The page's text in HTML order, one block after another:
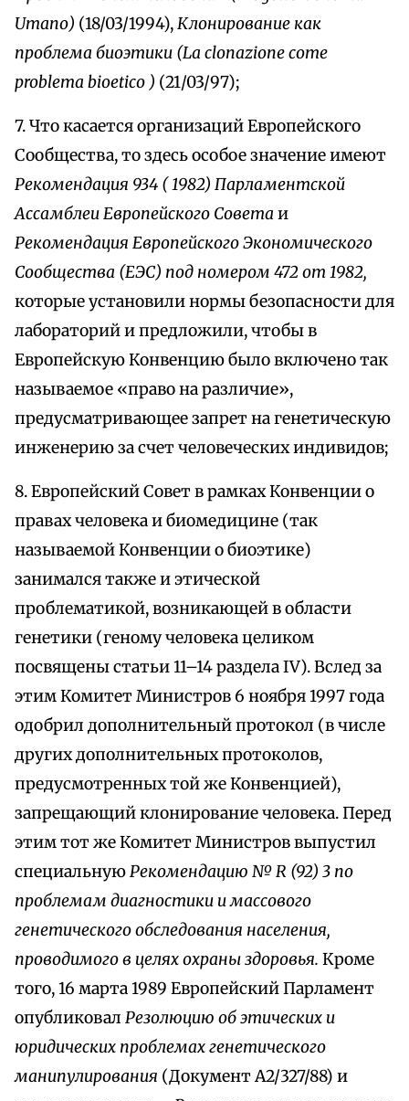
Umano) (18/03/1994),Клонирование как
проблема биоэтики (La clonazione come
problema bioetico ) (21/03/97);
7. Что касается организаций Европейского
Сообщества, то здесь особое значение имеют
Рекомендация 934 ( 1982) Парламентской
Ассамблеи Европейского Советаи
Рекомендация Европейского Экономического
Сообщества (ЕЭС) под номером 472 от 1982,
которые установили нормы безопасности для
лабораторий и предложили, чтобы в
Европейскую Конвенцию было включено так
называемое «право на различие»,
предусматривающее запрет на генетическую
инженерию за счет человеческих индивидов;
8. Европейский Совет в рамках Конвенции о
правах человека и биомедицине (так
называемой Конвенции о биоэтике)
занимался также и этической
проблематикой, возникающей в области
генетики (геному человека целиком
посвящены статьи 11–14 раздела IV). Вслед за
этим Комитет Министров 6 ноября 1997 года
одобрил дополнительный протокол (в числе
других дополнительных протоколов,
предусмотренных той же Конвенцией),
запрещающий клонирование человека. Перед
этим тот же Комитет Министров выпустил
специальнуюРекомендацию № R (92) 3 по
проблемам диагностики и массового
генетического обследования населения,
проводимого в целях охраны здоровья. Кроме
того, 16 марта 1989 Европейский Парламент
опубликовал Резолюцию об этических и
юридических проблемах генетического
манипулирования (Документ А2/327/88) и